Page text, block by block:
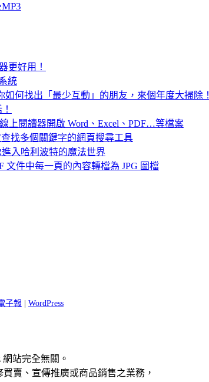
更好用！
統
如何找出「最少互動」的朋友，來個年度大掃除！
上閱讀器開啟 Word、Excel、PDF…等檔案
查找多個關鍵字的網頁搜尋工具
入哈利波特的魔法世界
文件中每一頁的內容轉檔為 JPG 圖檔
子報
WordPress
站完全無關。
賣、宣傳推廣或商品銷售之業務，